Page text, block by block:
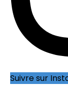
Suivre sur